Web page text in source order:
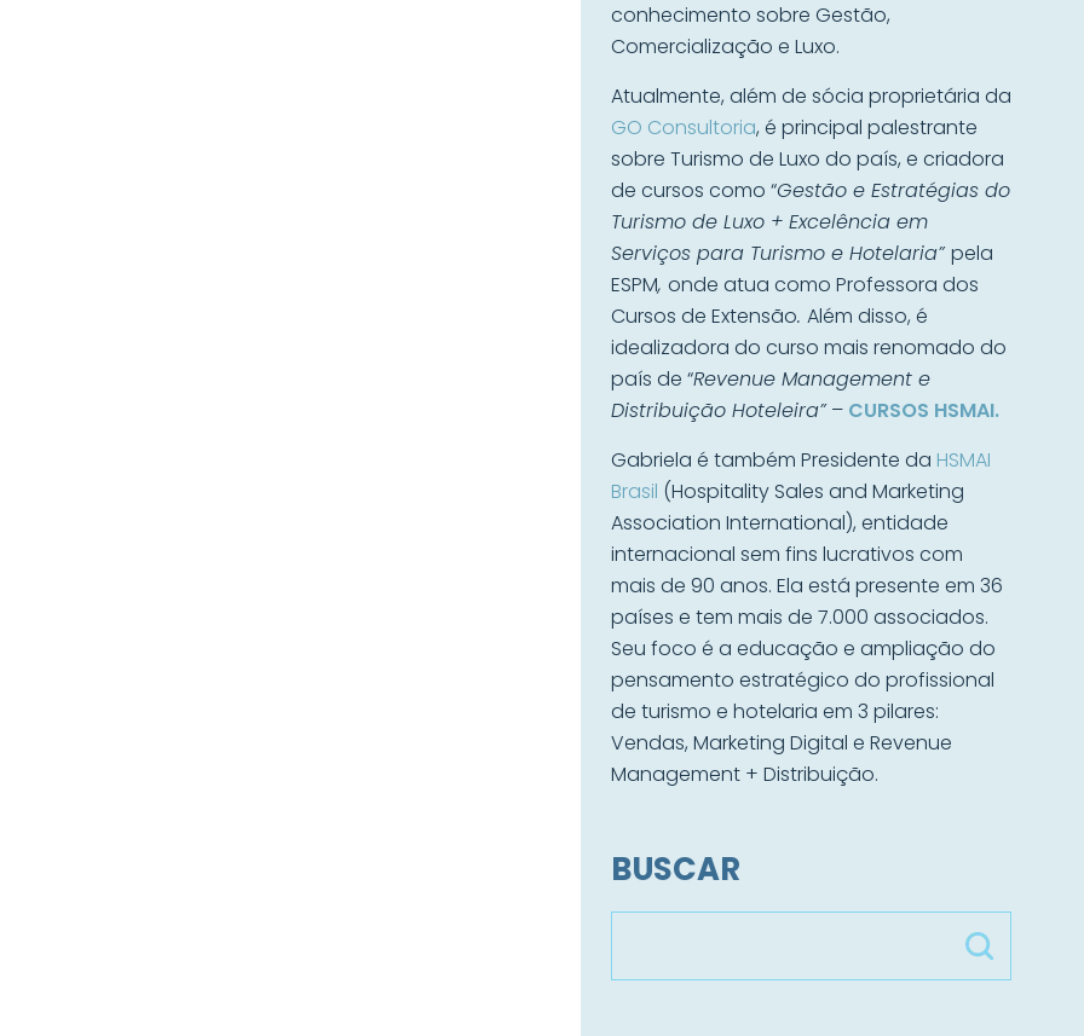
conhecimento sobre Gestão,
Comercialização e Luxo.
Atualmente, além de sócia proprietária da
GO Consultoria, é principal palestrante
sobre Turismo de Luxo do país, e criadora
de cursos como “Gestão e Estratégias do
Turismo de Luxo + Excelência em
Serviços para Turismo e Hotelaria”pela
ESPM, onde atua como Professora dos
Cursos de Extensão. Além disso, é
idealizadora do curso mais renomado do
país de “Revenue Management e
Distribuição Hoteleira”– CURSOS HSMAI.
Gabriela é também Presidente da HSMAI
Brasil (Hospitality Sales and Marketing
Association International), entidade
internacional sem fins lucrativos com
mais de 90 anos. Ela está presente em 36
países e tem mais de 7.000 associados.
Seu foco é a educação e ampliação do
pensamento estratégico do profissional
de turismo e hotelaria em 3 pilares:
Vendas, Marketing Digital e Revenue
Management + Distribuição.
BUSCAR